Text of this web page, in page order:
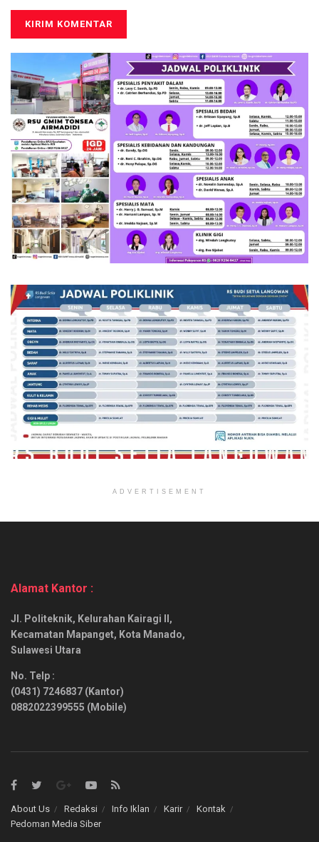
ADVERTISEMENT
Alamat Kantor :
Jl. Politeknik, Kelurahan Kairagi II,
Kecamatan Mapanget, Kota Manado,
Sulawesi Utara
No. Telp :
(0431) 7246837 (Kantor)
0882022399555 (Mobile)
About Us Redaksi Info Iklan Karir
Kontak
Pedoman Media Siber